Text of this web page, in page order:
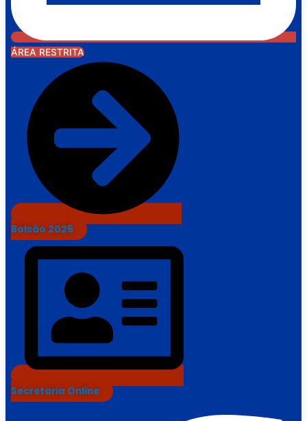
ÁREA RESTRITA
Bolsão 2026
Secretaria Online